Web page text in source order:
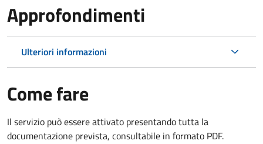
Approfondimenti
Ulteriori informazioni
Come fare
Il servizio può essere attivato presentando tutta la
documentazione prevista, consultabile in formato PDF.